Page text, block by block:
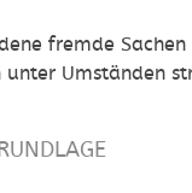
fremde
unter Umständen